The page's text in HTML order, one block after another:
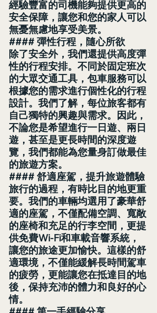
經驗豐富的司機能夠提供更高的
安全保障，讓您和您的家人可以
無憂無慮地享受美景。
#### 彈性行程，隨心所欲
除了安全外，我們還提供高度彈
性的行程安排。不同於固定班次
的大眾交通工具，包車服務可以
根據您的需求進行個性化的行程
設計。我們了解，每位旅客都有
自己獨特的興趣與需求。因此，
不論您是希望進行一日遊、兩日
遊，甚至是更長時間的深度遊
覽，我們都能為您量身訂做最佳
的旅遊方案。
#### 舒適座駕，提升旅遊體驗
旅行的過程，有時比目的地更重
要。我們的車輛均選用了豪華舒
適的座駕，不僅配備空調、寬敞
的座椅和充足的行李空間，更提
供免費Wi-Fi和車載音響系統，
讓您的旅途更加愉快。這樣的舒
適環境，不僅能緩解長時間駕車
的疲勞，更能讓您在抵達目的地
後，保持充沛的體力和良好的心
情。